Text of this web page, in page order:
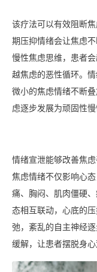
该疗法可以有效阻断
期压抑情绪会让焦虑
慢性焦虑思维，患者
越焦虑的恶性循环。
微小的焦虑情绪不断
虑逐步发展为顽固性慢
情绪宣泄能够改善焦
焦虑情绪不仅影响心
痛、胸闷、肌肉僵硬
态相互联动，心底的
弛，紊乱的自主神经
缓解，让患者摆脱身心